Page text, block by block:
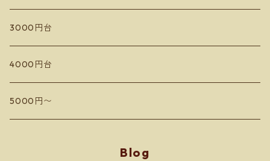
蘭越いとう農園
Les Vins Debrouillards
Sail the ship vineyard
小嶋屋
3000円台
4000円台
5000円〜
Blog